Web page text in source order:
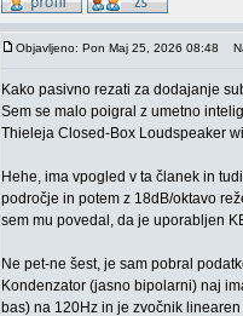
Objavljeno: Pon Maj 25, 2026 08:48
Kako pasivno rezati za dodajanje
Sem se malo poigral z umetno
Thieleja Closed-Box Loudspeaker
Hehe, ima vpogled v ta članek in
področje in potem z 18dB/oktavo
sem mu povedal, da je uporabljen
Ne pet-ne šest, je sam pobral
Kondenzator (jasno bipolarni) naj
bas) na 120Hz in je zvočnik